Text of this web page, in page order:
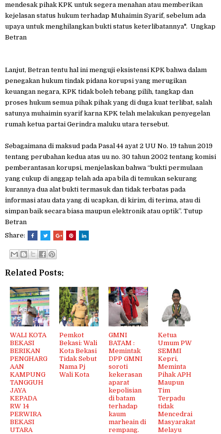
mendesak pihak KPK untuk segera menahan atau memberikan
kejelasan status hukum terhadap Muhaimin Syarif, sebelum ada
upaya untuk menghilangkan bukti status keterlibatannya". Ungkap
Betran
Lanjut, Betran tentu hal ini menguji eksistensi KPK bahwa dalam
penegakan hukum tindak pidana korupsi yang merugikan
keuangan negara, KPK tidak boleh tebang pilih, tangkap dan
proses hukum semua pihak pihak yang di duga kuat terlibat, salah
satunya muhaimin syarif karna KPK telah melakukan penyegelan
rumah ketua partai Gerindra maluku utara tersebut.
Sebagaimana di maksud pada Pasal 44 ayat 2 UU No. 19 tahun 2019
tentang perubahan kedua atas uu no. 30 tahun 2002 tentang komisi
pemberantasan korupsi, menjelaskan bahwa “bukti permulaan
yang cukup di anggap telah ada apa bila di temukan sekurang
kurannya dua alat bukti termasuk dan tidak terbatas pada
informasi atau data yang di ucapkan, di kirim, di terima, atau di
simpan baik secara biasa maupun elektronik atau optik”. Tutup
Betran
Share:
Related Posts:
WALI KOTA
BEKASI
BERIKAN
PENGHARG
AAN
KAMPUNG
TANGGUH
JAYA
KEPADA
RW 14
PERWIRA
BEKASI
UTARA
Pemkot
Bekasi: Wali
Kota Bekasi
Tidak Sebut
Nama Pj
Wali Kota
GMNI
BATAM :
Memintak
DPP GMNI
soroti
kekerasan
aparat
kepolisian
di batam
terhadap
kaum
marheain di
rempang.
Ketua
Umum PW
SEMMI
Kepri,
Meminta
Pihak APH
Maupun
Tim
Terpadu
tidak
Mencedrai
Masyarakat
Melayu